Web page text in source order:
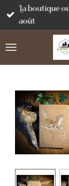
Passer
principal
La boutique
août